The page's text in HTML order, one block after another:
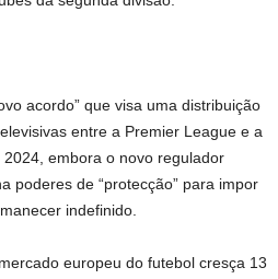
acordo” que visa uma distribuição
entre a Premier League e a
embora o novo regulador
poderes de “protecção” para impor
indefinido.
europeu do futebol cresça 13